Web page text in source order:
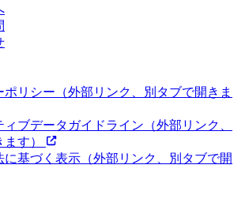
ポリシー （外部リンク、別タブで開きま
ィブデータガイドライン （外部リンク、
す）
に基づく表示 （外部リンク、別タブで開